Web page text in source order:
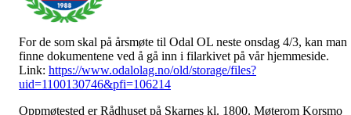
For de som skal på årsmøte til Odal OL neste onsdag 4/3, kan man
finne dokumentene ved å gå inn i filarkivet på vår hjemmeside.
Link: https://www.odalolag.no/old/storage/files?
uid=1100130746&pfi=106214
Oppmøtested er Rådhuset på Skarnes kl. 1800. Møterom Korsmo